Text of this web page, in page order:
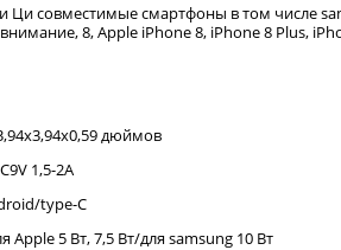
Ци совместимые смартфоны в том числе
8, Apple iPhone 8, iPhone 8 Plus,
дюймов
1,5-2A
type-C
5 Вт, 7,5 Вт/для samsung 10 Вт